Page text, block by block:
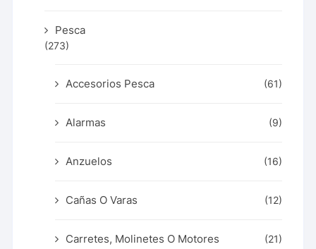
Pesca
(273)
Accesorios Pesca (61)
Alarmas (9)
Anzuelos (16)
Cañas O Varas (12)
Carretes, Molinetes O Motores (21)